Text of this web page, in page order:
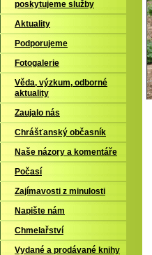
poskytujeme služby
Aktuality
Podporujeme
Fotogalerie
Věda, výzkum, odborné
aktuality
Zaujalo nás
Chrášťanský občasník
Naše názory a komentáře
Počasí
Zajímavosti z minulosti
Napište nám
Chmelařství
Vydané a prodávané knihy